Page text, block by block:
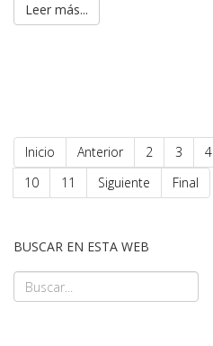
Leer más...
Inicio Anterior 2 3 4
10
11 Siguiente Final
BUSCAR EN ESTA WEB